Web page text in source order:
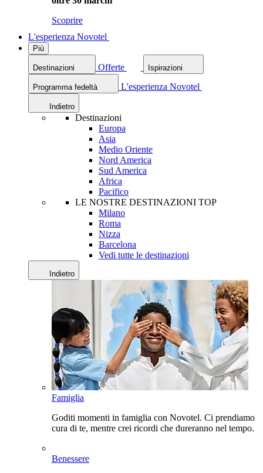
Scoprire
L'esperienza Novotel
Più
Destinazioni Offerte Ispirazioni
Programma fedeltà L'esperienza Novotel
Indietro
Destinazioni
Europa
Asia
Medio Oriente
Nord America
Sud America
Africa
Pacifico
LE NOSTRE DESTINAZIONI TOP
Milano
Roma
Nizza
Barcelona
Vedi tutte le destinazioni
Indietro
Famiglia
Goditi momenti in famiglia con Novotel. Ci prendiamo
cura di te, mentre crei ricordi che dureranno nel tempo.
Benessere